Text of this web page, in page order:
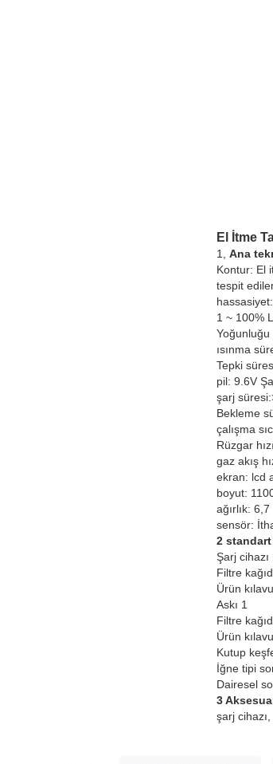
El İtme
1, Ana
Kontur: El
tespit
1 ~ 100%
ısınma
Tepki
pil: 9.6V
şarj
Bekleme
çalışma
Rüzgar
gaz akış
ekran: lcd
boyut:
ağırlık: 6,7
sensör:
2
Şarj cihazı
Filtre
Ürün
Askı 1
Filtre
Ürün
Kutup
İğne tipi
Dairesel
3
şarj